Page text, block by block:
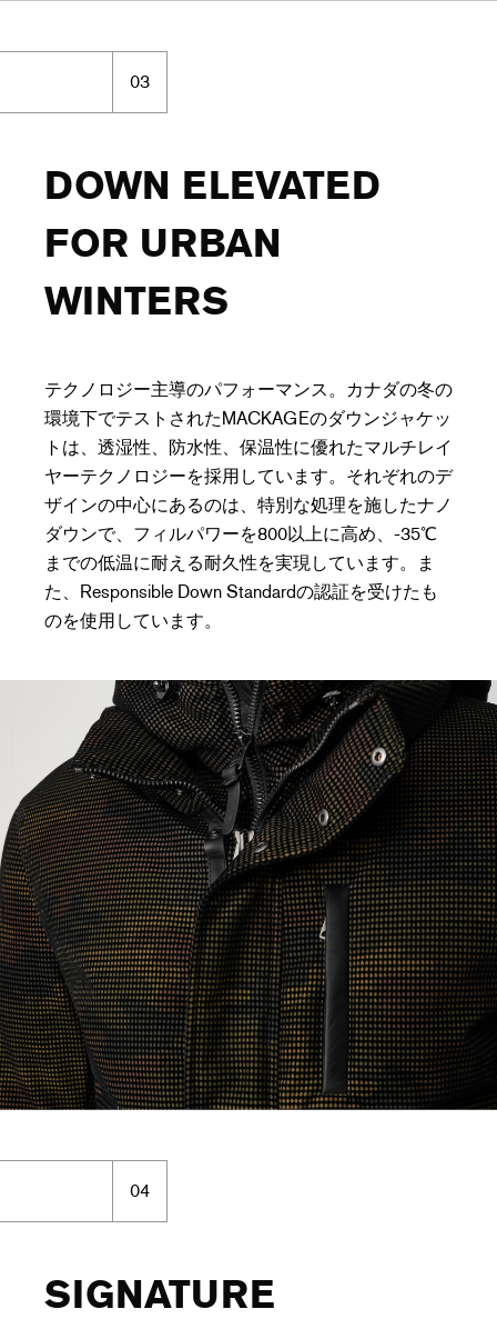
03
DOWN ELEVATED
FOR URBAN
WINTERS
テクノロジー主導のパフォーマンス。カナダの冬の
環境下でテストされたMACKAGEのダウンジャケッ
トは、透湿性、防水性、保温性に優れたマルチレイ
ヤーテクノロジーを採用しています。それぞれのデ
ザインの中心にあるのは、特別な処理を施したナノ
ダウンで、フィルパワーを800以上に高め、-35℃
までの低温に耐える耐久性を実現しています。ま
た、Responsible Down Standardの認証を受けたも
のを使用しています。
04
SIGNATURE